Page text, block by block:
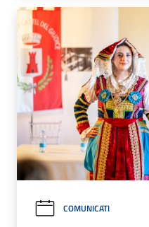
COMUNICATI